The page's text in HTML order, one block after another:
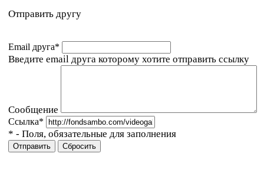
Отправить другу
Email друга*
Введите email друга которому хотите отправить ссылку
Сообщение
Ссылка*
* - Поля, обязательные для заполнения